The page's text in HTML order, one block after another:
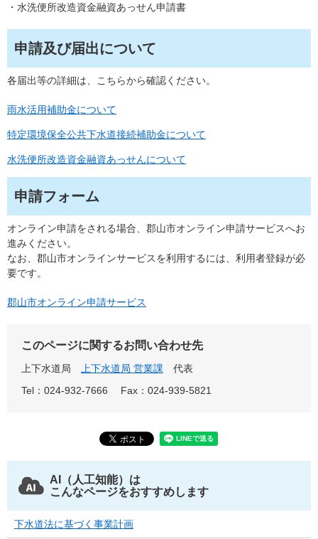
・水洗便所改造資金融資あっせん申請書
申請及び届出について
各届出等の詳細は、こちらから確認ください。
雨水活用補助金について
特定環境保全公共下水道接続補助金について
水洗便所改造資金融資あっせんについて
申請フォーム
オンライン申請をされる場合、郡山市オンライン申請サービスへお
進みください。
なお、郡山市オンラインサービスを利用するには、利用者登録が必
要です。
郡山市オンライン申請サービス
このページに関するお問い合わせ先
上下水道局 上下水道局 営業課
代表
Tel：024-932-7666
Fax：024-939-5821
AI（人工知能）は
こんなページをおすすめします
下水道法に基づく事業計画